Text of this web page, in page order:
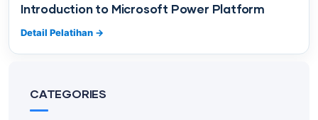
Introduction to Microsoft Power Platform
Detail Pelatihan →
CATEGORIES